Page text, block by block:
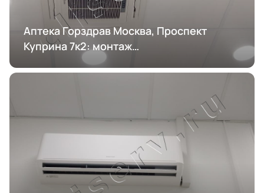
Аптека Горздрав Москва, Проспект
Куприна 7к2: монтаж
кондиционирования